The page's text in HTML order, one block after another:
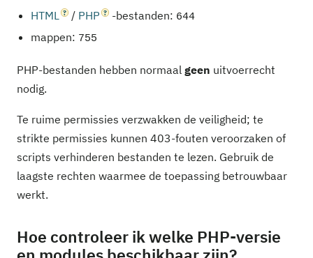
HTML
/ PHP -bestanden: 644
mappen: 755
PHP-bestanden hebben normaal geen uitvoerrecht
nodig.
Te ruime permissies verzwakken de veiligheid; te
strikte permissies kunnen 403-fouten veroorzaken of
scripts verhinderen bestanden te lezen. Gebruik de
laagste rechten waarmee de toepassing betrouwbaar
werkt.
Hoe controleer ik welke PHP-versie